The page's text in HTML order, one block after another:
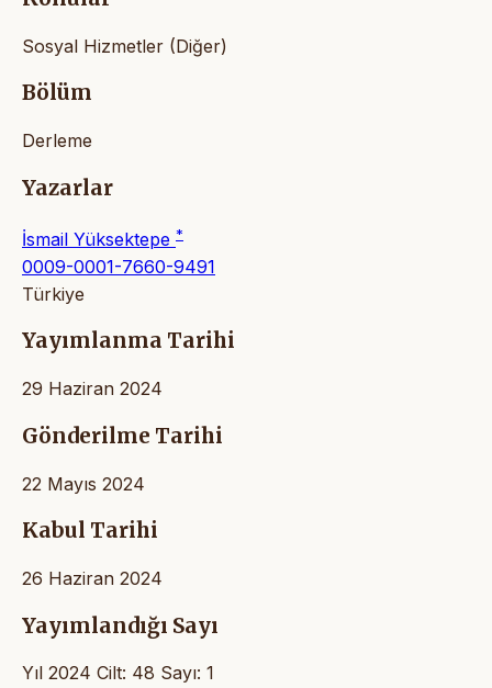
Sosyal Hizmetler (Diğer)
Bölüm
Derleme
Yazarlar
İsmail Yüksektepe *
0009-0001-7660-9491
Türkiye
Yayımlanma Tarihi
29 Haziran 2024
Gönderilme Tarihi
22 Mayıs 2024
Kabul Tarihi
26 Haziran 2024
Yayımlandığı Sayı
Yıl 2024 Cilt: 48 Sayı: 1